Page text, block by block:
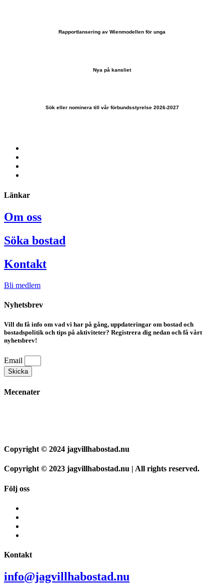
Rapportlansering av Wienmodellen för unga
Nya på kansliet
Sök eller nominera till vår förbundsstyrelse 2026-2027
Länkar
Om oss
Söka bostad
Kontakt
Bli medlem
Nyhetsbrev
Vill du få info om vad vi har på gång, uppdateringar om bostad och
bostadspolitik och tips på aktiviteter? Registrera dig nedan och få vårt
nyhetsbrev!
Email
Skicka
Mecenater
Copyright © 2024 jagvillhabostad.nu
Copyright © 2023 jagvillhabostad.nu | All rights reserved.
Följ oss
Kontakt
info@jagvillhabostad.nu